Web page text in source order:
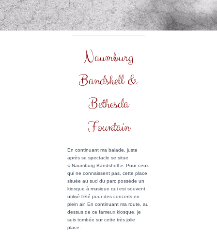
Naumburg
Bandshell &
Bethesda
Fountain
En continuant ma balade, juste
après se spectacle se situe
« Naumburg Bandshell ». Pour ceux
qui ne connaissent pas, cette place
située au sud du parc possède un
kiosque à musique qui est souvent
utilisé l’été pour des concerts en
plein air. En continuant ma route, au
dessus de ce fameux kiosque, je
suis tombée sur cette très jolie
place.